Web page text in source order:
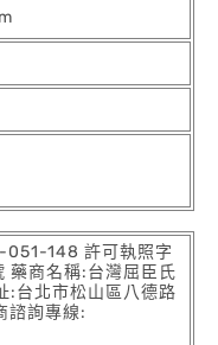
148 許可執照字
藥商名稱:台灣屈臣氏
:台北市松山區八德路
諮詢專線: